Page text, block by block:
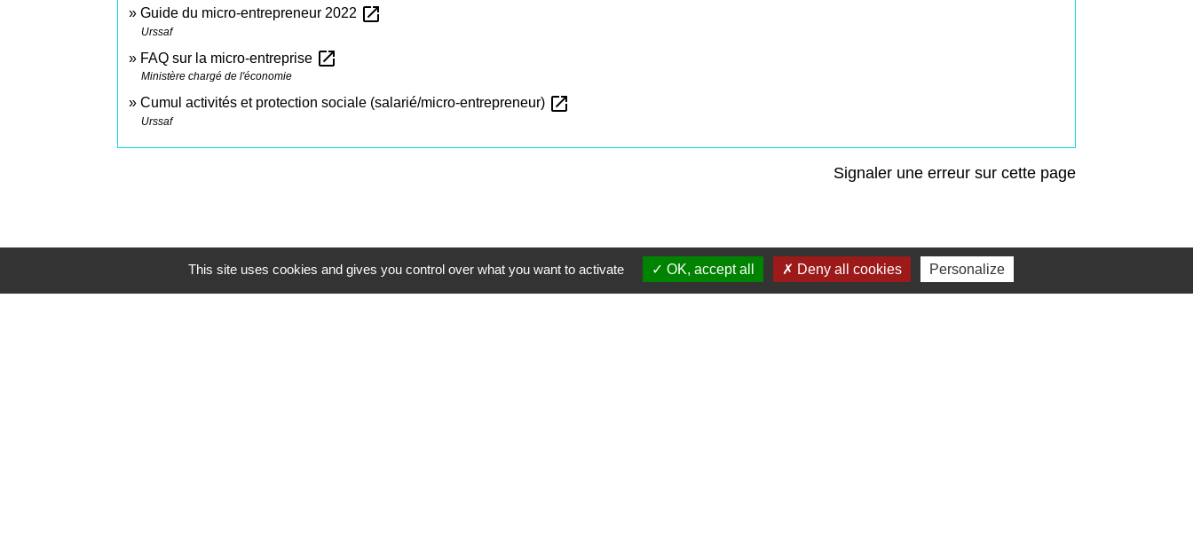
Guide du micro-entrepreneur 2022 open_in_new
Urssaf
FAQ sur la micro-entreprise open_in_new
Ministère chargé de l'économie
Cumul activités et protection sociale (salarié/micro-entrepreneur) open_in_new
Urssaf
Signaler une erreur sur cette page
This site uses cookies and gives you control over what you want to activate OK, accept all Deny all cookies Personalize